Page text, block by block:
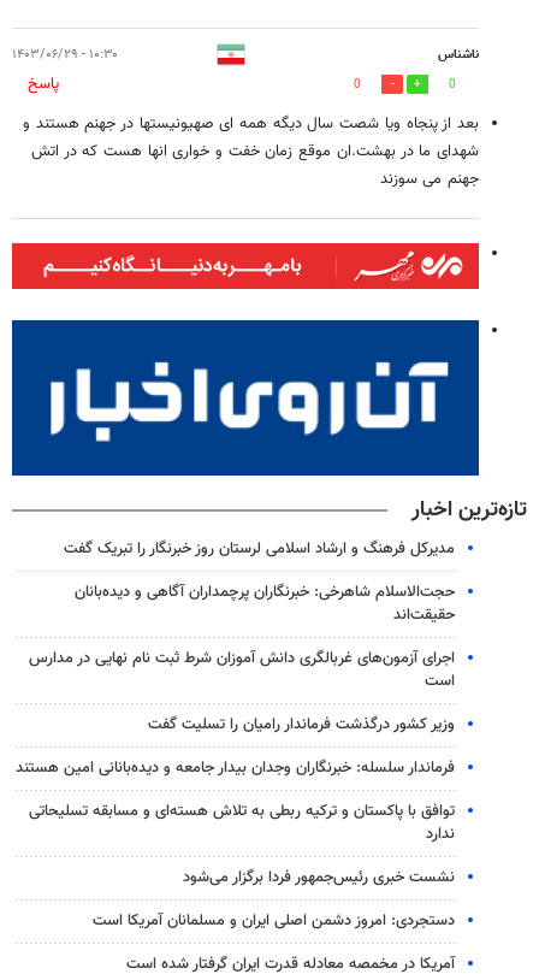
ناشناس ۱۰:۳۰ - ۱۴۰۳/۰۶/۲۹
0
0
پاسخ
بعد از پنجاه ویا شصت سال دیگه همه ای صهیونیستها در جهنم هستند و
شهدای ما در بهشت.ان موقع زمان خفت و خواری انها هست که در اتش
جهنم می سوزند
تازه‌ترین اخبار
مدیرکل فرهنگ و ارشاد اسلامی لرستان روز خبرنگار را تبریک گفت
حجت‌الاسلام شاهرخی: خبرنگاران پرچمداران آگاهی و دیده‌بانان
حقیقت‌اند
اجرای آزمون‌های غربالگری دانش آموزان شرط ثبت نام نهایی در مدارس
است
وزیر کشور درگذشت فرماندار رامیان را تسلیت گفت
فرماندار سلسله: خبرنگاران وجدان بیدار جامعه و دیده‌بانانی امین هستند
توافق با پاکستان و ترکیه ربطی به تلاش هسته‌ای و مسابقه تسلیحاتی
ندارد
نشست خبری رئیس‌جمهور فردا برگزار می‌شود
دستجردی: امروز دشمن اصلی ایران و مسلمانان آمریکا است
آمریکا در مخمصه معادله قدرت ایران گرفتار شده است